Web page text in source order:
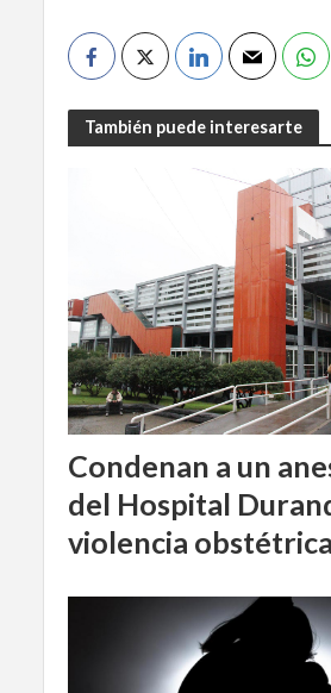
También puede interesarte
Condenan a un
del Hospital
violencia obstétrica